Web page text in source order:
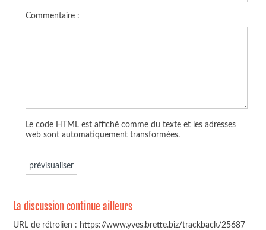
Commentaire :
Le code HTML est affiché comme du texte et les adresses
web sont automatiquement transformées.
La discussion continue ailleurs
URL de rétrolien : https://www.yves.brette.biz/trackback/25687